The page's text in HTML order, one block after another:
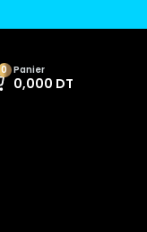
0 Panier
0,000 DT